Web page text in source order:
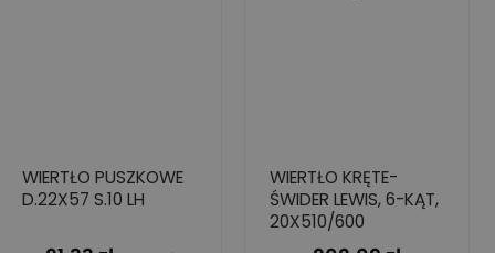
WIERTŁO PUSZKOWE
D.22X57 S.10 LH
WIERTŁO KRĘTE-
ŚWIDER LEWIS, 6-KĄT,
20X510/600